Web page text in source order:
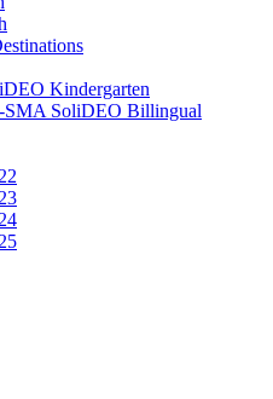
Kindergarten
SMA SoliDEO Billingual